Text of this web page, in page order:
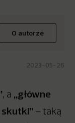
O autorze
2023-05-26
, a „główne
– taką